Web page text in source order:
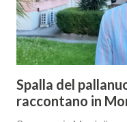
Spalla del
raccontano in